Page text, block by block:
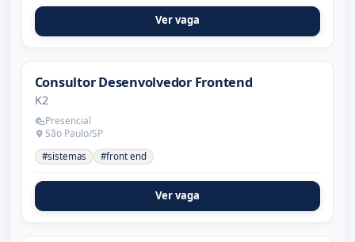
Ver vaga
Consultor Desenvolvedor Frontend
K2
Presencial
São Paulo/SP
#sistemas #front end
Ver vaga